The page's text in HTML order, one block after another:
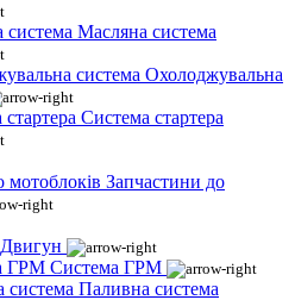
Масляна система
Охолоджувальна
Система стартера
Запчастини до
Двигун
Система ГРМ
Паливна система